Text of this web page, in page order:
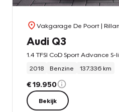
Vakgarage De Poort|
Audi Q3
2018
Benzine 137.336 km
€ 19.950
Bekijk